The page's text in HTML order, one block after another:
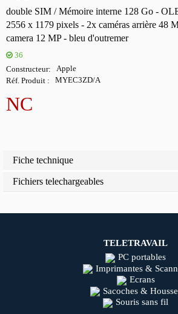
double SIM / Mémoire interne 128 Go -
2556 x 1179 pixels - 2x caméras arrière 48
camera 12 MP - bleu d'outremer
36
Constructeur Apple
Réf. Produit MYEC3ZD/A
NC
Fiche technique
Fichiers telechargeables
TELETRAVAIL
PC portables
Imprimantes &
Ecrans
Sacoches &
Souris sans fil